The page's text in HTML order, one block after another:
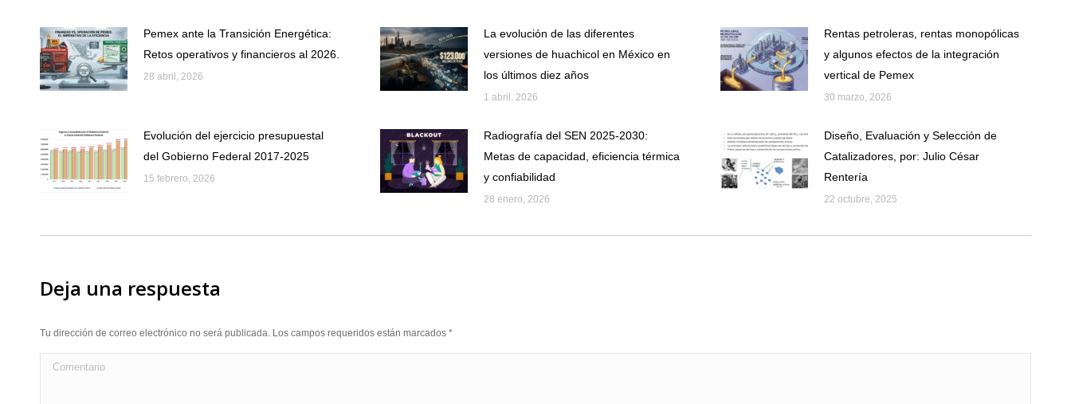
Pemex ante la Transición Energética:
Retos operativos y financieros al 2026.
28 abril, 2026
La evolución de las diferentes
versiones de huachicol en México en
los últimos diez años
1 abril, 2026
Rentas petroleras, rentas monopólicas
y algunos efectos de la integración
vertical de Pemex
30 marzo, 2026
Evolución del ejercicio presupuestal
del Gobierno Federal 2017-2025
15 febrero, 2026
Radiografía del SEN 2025-2030:
Metas de capacidad, eficiencia térmica
y confiabilidad
28 enero, 2026
Diseño, Evaluación y Selección de
Catalizadores, por: Julio César
Rentería
22 octubre, 2025
Deja una respuesta
Tu dirección de correo electrónico no será publicada. Los campos requeridos están marcados *
Comentario